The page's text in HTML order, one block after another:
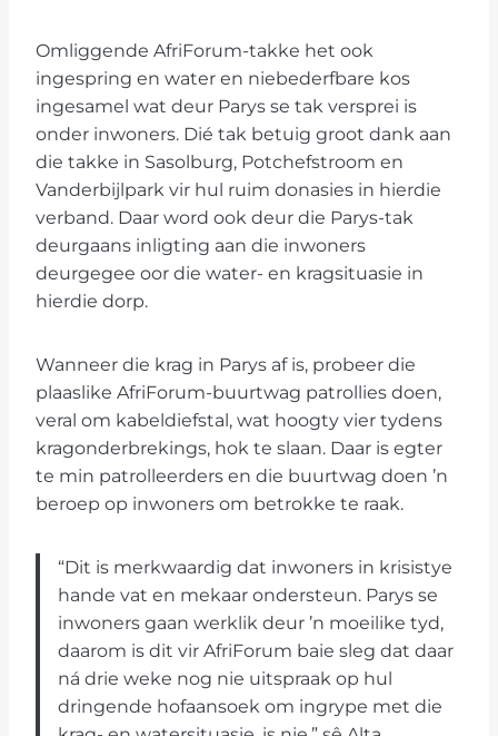
Omliggende AfriForum-takke het ook
ingespring en water en niebederfbare kos
ingesamel wat deur Parys se tak versprei is
onder inwoners. Dié tak betuig groot dank aan
die takke in Sasolburg, Potchefstroom en
Vanderbijlpark vir hul ruim donasies in hierdie
verband. Daar word ook deur die Parys-tak
deurgaans inligting aan die inwoners
deurgegee oor die water- en kragsituasie in
hierdie dorp.
Wanneer die krag in Parys af is, probeer die
plaaslike AfriForum-buurtwag patrollies doen,
veral om kabeldiefstal, wat hoogty vier tydens
kragonderbrekings, hok te slaan. Daar is egter
te min patrolleerders en die buurtwag doen ’n
beroep op inwoners om betrokke te raak.
“Dit is merkwaardig dat inwoners in krisistye
hande vat en mekaar ondersteun. Parys se
inwoners gaan werklik deur ’n moeilike tyd,
daarom is dit vir AfriForum baie sleg dat daar
ná drie weke nog nie uitspraak op hul
dringende hofaansoek om ingrype met die